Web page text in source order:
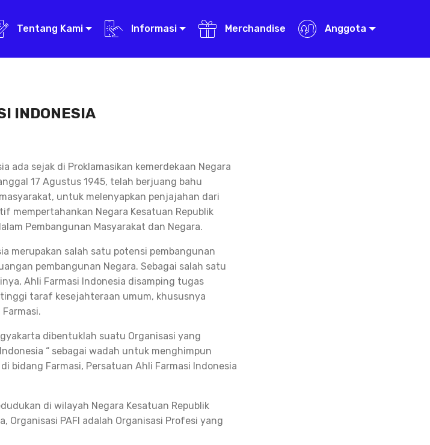
Tentang Kami Informasi Merchandise Anggota
INDONESIA
ada sejak di Proklamasikan kemerdekaan Negara
17 Agustus 1945, telah berjuang bahu
untuk melenyapkan penjajahan dari
mempertahankan Negara Kesatuan Republik
Pembangunan Masyarakat dan Negara.
merupakan salah satu potensi pembangunan
pembangunan Negara. Sebagai salah satu
Ahli Farmasi Indonesia disamping tugas
taraf kesejahteraan umum, khususnya
dibentuklah suatu Organisasi yang
“ sebagai wadah untuk menghimpun
bidang Farmasi, Persatuan Ahli Farmasi Indonesia
di wilayah Negara Kesatuan Republik
Organisasi PAFI adalah Organisasi Profesi yang